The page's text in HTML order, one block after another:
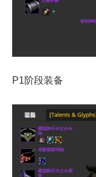
P1阶段装备